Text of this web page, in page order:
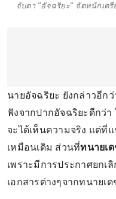
จับตา "อัจฉริยะ" จัดหนักเต
นายอัจฉริยะ ยังกล่าวอีก
ฟังจากปากอัจฉริยะดีกว่
จะได้เห็นความจริง แต่ที่แ
เหมือนเดิม ส่วนที่ทนายเ
เพราะมีการประกาศยกเ
เอกสารต่างๆจากทนายเ